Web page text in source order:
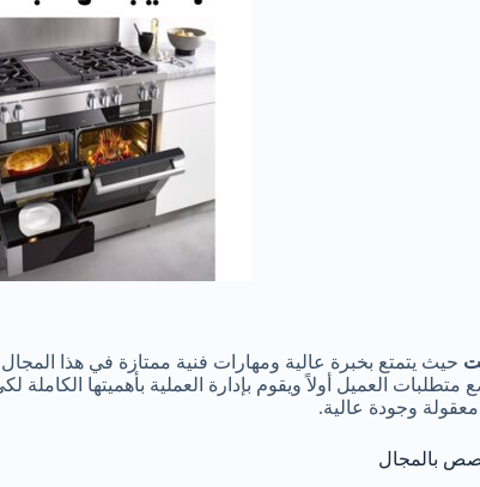
حيث يتمتع بخبرة عالية ومهارات فنية ممتازة في هذا
العميل أولاً ويقوم بإدارة العملية بأهميتها الكاملة
وجودة عالية.